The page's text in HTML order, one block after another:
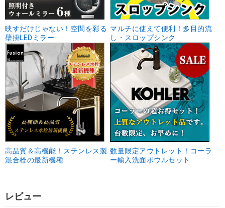
映すだけじゃない！空間を彩る
壁掛LEDミラー
マルチに使えて便利！多目的流
し・スロップシンク
高品質＆高機能！ステンレス製
混合栓の最新機種
数量限定アウトレット！コーラ
ー輸入洗面ボウルセット
レビュー